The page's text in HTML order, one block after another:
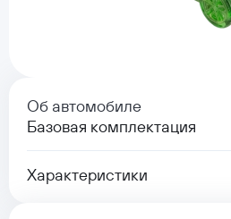
Об автомобиле
Базовая комплектация
Характеристики